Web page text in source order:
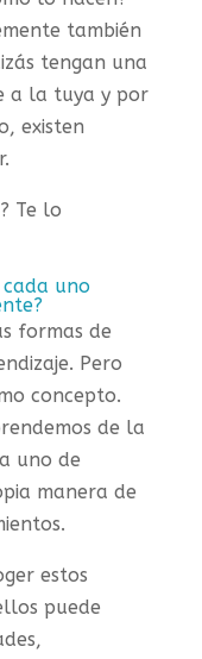
también
tengan una
a la tuya y por
existen
Te lo
cada uno
formas de
Pero
concepto.
de la
uno de
manera de
estos
puede